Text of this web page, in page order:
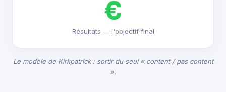
€
Résultats — l'objectif final
Le modèle de Kirkpatrick : sortir du seul « content / pas content
».